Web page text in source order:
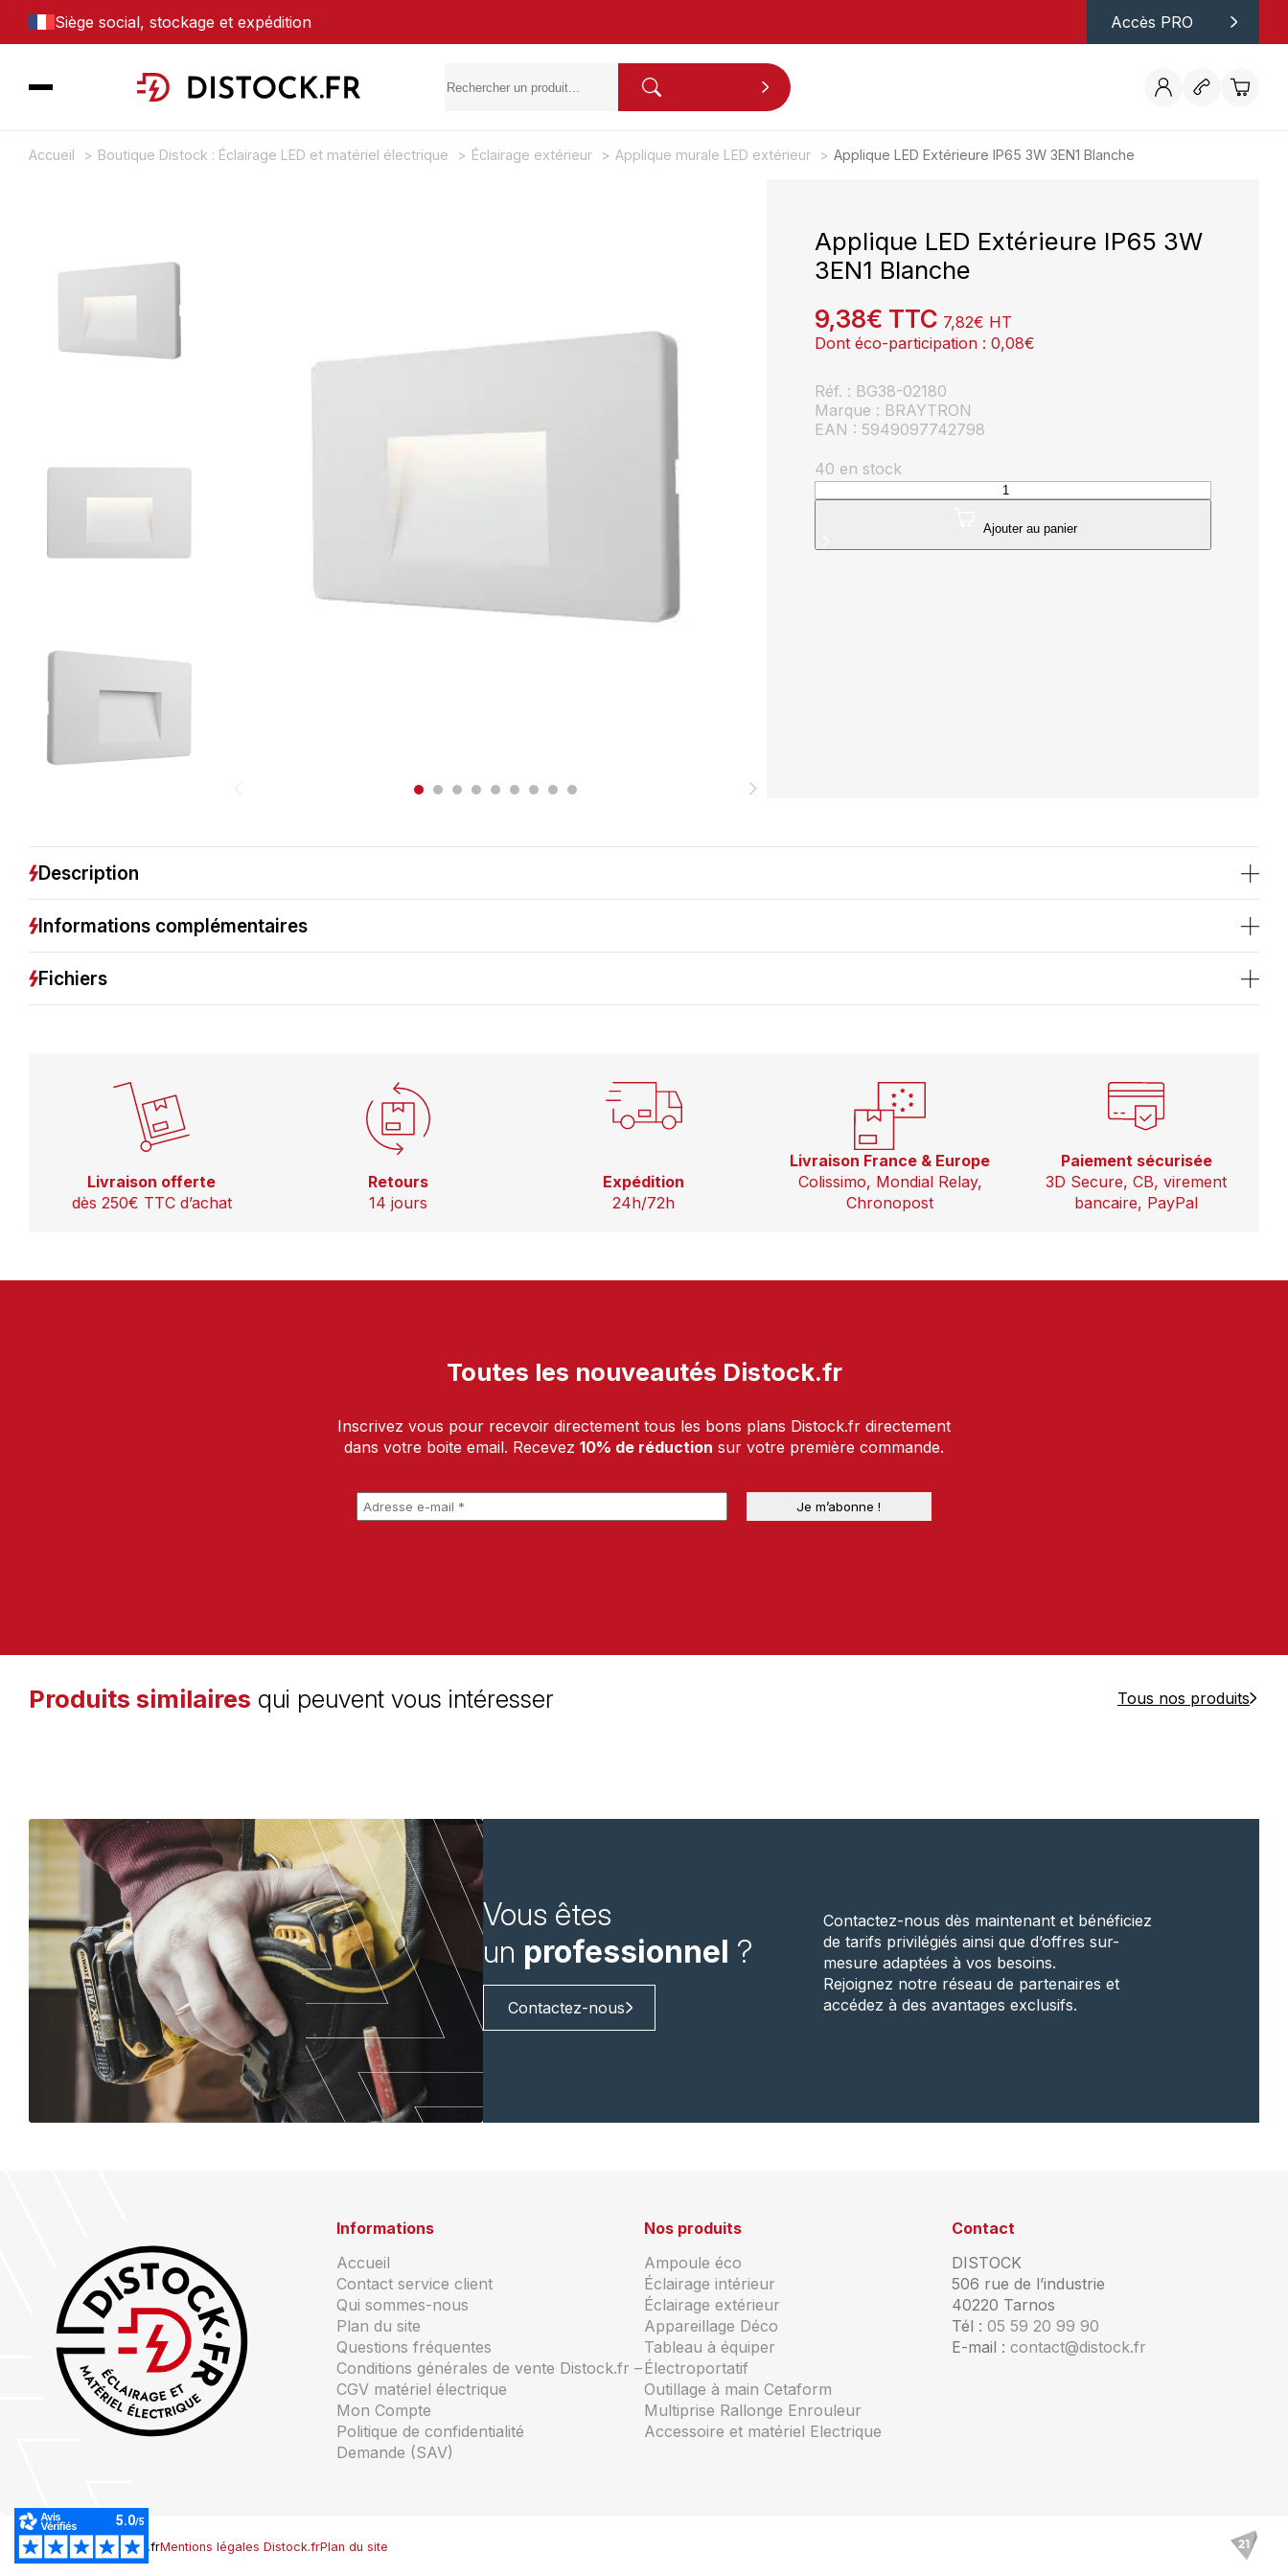
Siège social, stockage et expédition Accès PRO
Accueil Boutique Distock : Éclairage LED et matériel électrique Éclairage extérieur Applique murale LED extérieur Applique LED Extérieure IP65 3W 3EN1 Blanche
Applique LED Extérieure IP65 3W
3EN1 Blanche
9,38€ TTC 7,82€ HT
Dont éco-participation :0,08€
Réf. : BG38-02180
Marque : BRAYTRON
EAN : 5949097742798
40 en stock
quantité
de
LED
Ajouter au panier
Description
Informations complémentaires
Fichiers
Livraison offerte
dès 250€ TTC d’achat
Retours
14 jours
Expédition
24h/72h
Livraison France & Europe
Colissimo, Mondial Relay,
Chronopost
Paiement sécurisée
3D Secure, CB, virement
bancaire, PayPal
Toutes les nouveautés Distock.fr
Inscrivez vous pour recevoir directement tous les bons plans Distock.fr directement
dans votre boite email. Recevez 10% de réduction sur votre première commande.
Produits similaires qui peuvent vous intéresser Tous nos produits
Vous êtes
un professionnel ?
Contactez-nous
Contactez-nous dès maintenant et bénéficiez
de tarifs privilégiés ainsi que d’offres sur-
mesure adaptées à vos besoins.
Rejoignez notre réseau de partenaires et
accédez à des avantages exclusifs.
Informations
Accueil
Contact service client
Qui sommes-nous
Plan du site
Questions fréquentes
Conditions générales de vente Distock.fr –
CGV matériel électrique
Mon Compte
Politique de confidentialité
Demande (SAV)
Nos produits
Ampoule éco
Éclairage intérieur
Éclairage extérieur
Appareillage Déco
Tableau à équiper
Électroportatif
Outillage à main Cetaform
Multiprise Rallonge Enrouleur
Accessoire et matériel Electrique
Contact
DISTOCK
506 rue de l’industrie
40220 Tarnos
Tél : 05 59 20 99 90
E-mail : contact@distock.fr
© Copyright Distock.frMentions légales Distock.frPlan du site